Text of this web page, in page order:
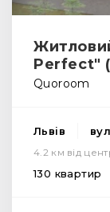
Perfect"
Quoroom
Львів
4.2 км від
130 квартир